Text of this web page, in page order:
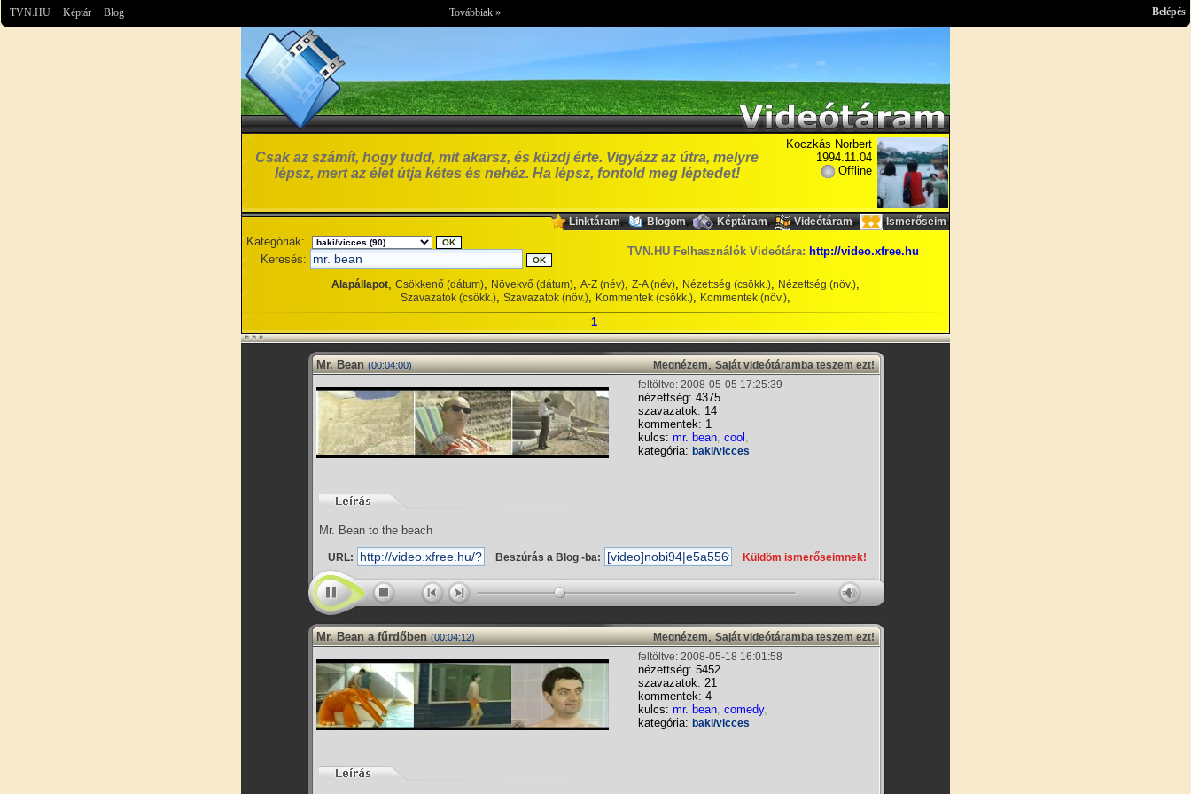
TVN.HU Képtár Blog Továbbiak » Belépés
Csak az számít, hogy tudd, mit akarsz, és küzdj érte. Vigyázz az útra, melyre
lépsz, mert az élet útja kétes és nehéz. Ha lépsz, fontold meg léptedet!
Koczkás Norbert
1994.11.04
Offline
Linktáram, Blogom, Képtáram, Videótáram, Ismerőseim
Kategóriák:
Keresés:
TVN.HU Felhasználók Videótára: http://video.xfree.hu
Alapállapot, Csökkenő (dátum), Növekvő (dátum), A-Z (név), Z-A (név), Nézettség (csökk.), Nézettség (növ.),
Szavazatok (csökk.), Szavazatok (növ.), Kommentek (csökk.), Kommentek (növ.),
1
Mr. Bean (00:04:00) Megnézem,Saját videótáramba teszem ezt!
feltöltve: 2008-05-05 17:25:39
nézettség: 4375
szavazatok: 14
kommentek: 1
kulcs: mr. bean, cool ,
kategória: baki/vicces
Mr. Bean to the beach
URL: Beszúrás a Blog -ba: Küldöm ismerőseimnek!
Mr. Bean a fűrdőben (00:04:12) Megnézem,Saját videótáramba teszem ezt!
feltöltve: 2008-05-18 16:01:58
nézettség: 5452
szavazatok: 21
kommentek: 4
kulcs: mr. bean, comedy,
kategória: baki/vicces